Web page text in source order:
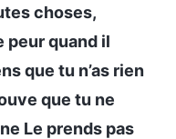
choses,
peur quand il
que tu n’as rien
que tu ne
Le prends pas